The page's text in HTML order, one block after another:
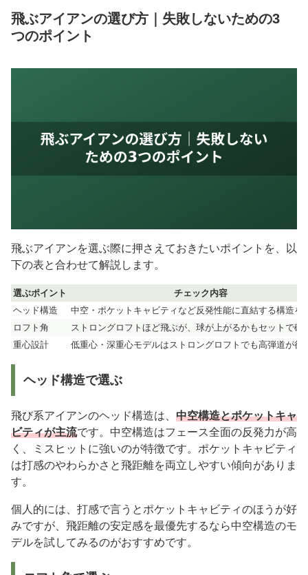
飛ぶアイアンの選び方｜失敗しないための3
つのポイント
飛ぶアイアンを選ぶ際に押さえておきたいポイントを、以
下の表と合わせて解説します。
選ぶポイント
チェック内容
ヘッド構造
中空・ポケットキャビティなど反発性能に直結する構造を
ロフト角
ストロングロフトほど飛ぶが、球が上がるかもセットで確
重心設計
低重心・深重心モデルはストロングロフトでも高弾道が得
ヘッド構造で選ぶ
飛び系アイアンのヘッド構造は、 中空構造とポケットキャ
ビティが主流です。中空構造はフェース全面の反発力が高
く、ミスヒットに強いのが特徴です。ポケットキャビティ
は打感のやわらかさと飛距離を両立しやすい傾向がありま
す。
個人的には、打感で言うとポケットキャビティのほうが好
みですが、飛距離の安定感を最優先するなら中空構造のモ
デルを試してみるのがおすすめです。